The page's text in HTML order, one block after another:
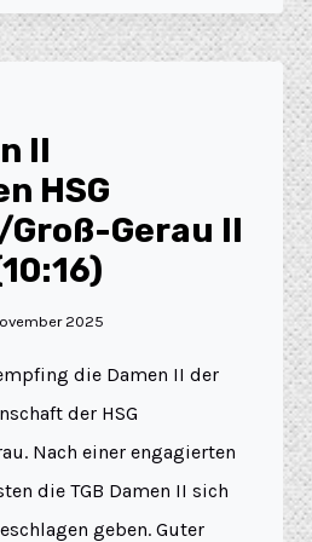
II
HSG
Gerau II
2025
die Damen II der
der HSG
Nach einer engagierten
die TGB Damen II sich
geben. Guter